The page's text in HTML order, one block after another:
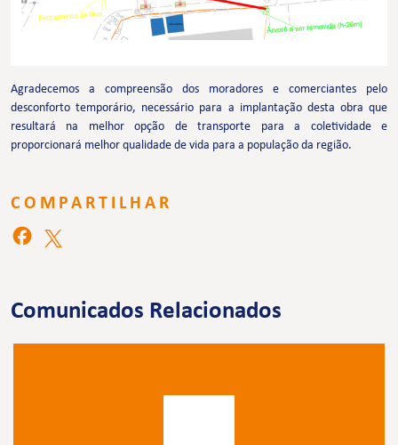
Agradecemos a compreensão dos moradores e comerciantes pelo
desconforto temporário, necessário para a implantação desta obra que
resultará na melhor opção de transporte para a coletividade e
proporcionará melhor qualidade de vida para a população da região.
COMPARTILHAR
Comunicados Relacionados